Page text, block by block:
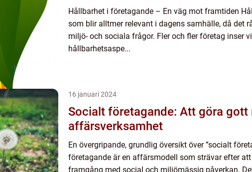
Hållbarhet i företagande – En väg mot framtiden
som blir alltmer relevant i dagens samhälle, då det
miljö- och sociala frågor. Fler och fler företag inser
hållbarhetsaspe...
16 januari 2024
Socialt företagande: Att göra gott
affärsverksamhet
En övergripande, grundlig översikt över ”socialt
företagande är en affärsmodell som strävar efter
framgång med social och miljömässig påverkan.